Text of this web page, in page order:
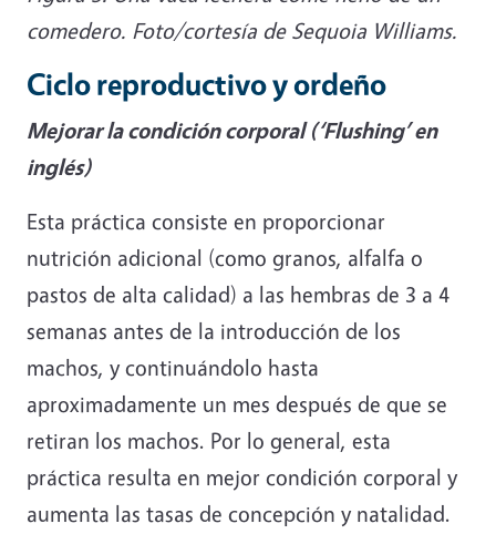
comedero. Foto/cortesía de Sequoia Williams.
Ciclo reproductivo y ordeño
Mejorar la condición corporal (‘Flushing’ en
inglés)
Esta práctica consiste en proporcionar
nutrición adicional (como granos, alfalfa o
pastos de alta calidad) a las hembras de 3 a 4
semanas antes de la introducción de los
machos, y continuándolo hasta
aproximadamente un mes después de que se
retiran los machos. Por lo general, esta
práctica resulta en mejor condición corporal y
aumenta las tasas de concepción y natalidad.